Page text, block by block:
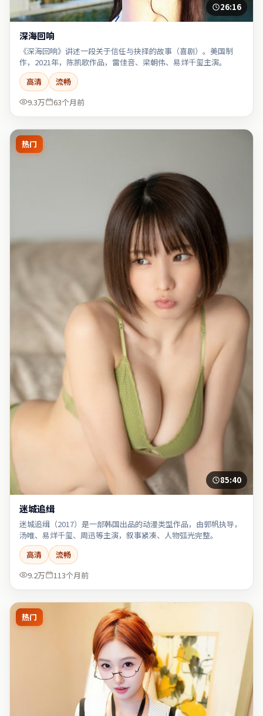
26:16
深海回响
《深海回响》讲述一段关于信任与抉择的故事（喜剧）。美国制
作，2021年，陈凯歌作品，雷佳音、梁朝伟、易烊千玺主演。
高清
流畅
9.3万
63个月前
热门
85:40
迷城追缉
迷城追缉（2017）是一部韩国出品的动漫类型作品，由郭帆执导，
汤唯、易烊千玺、周迅等主演，叙事紧凑、人物弧光完整。
高清
流畅
9.2万
113个月前
热门